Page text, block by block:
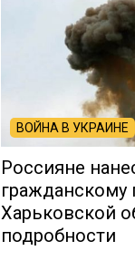
ВОЙНА В УКРАИНЕ
Россияне
Харьковской
подробности